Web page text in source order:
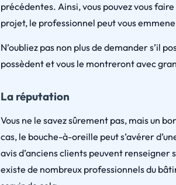
précédentes. Ainsi, vous pouvez vous
projet, le professionnel peut vous
N’oubliez pas non plus de demander s’il
possèdent et vous le montreront avec
La réputation
Vous ne le savez sûrement pas, mais un
cas, le bouche-à-oreille peut s’avérer
avis d’anciens clients peuvent
existe de nombreux professionnels du